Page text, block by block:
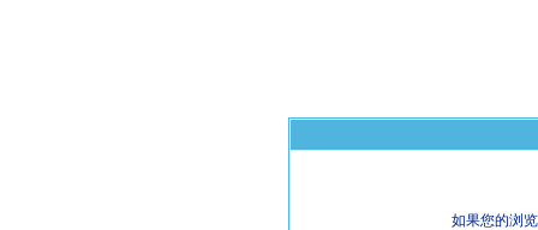
如果您的浏